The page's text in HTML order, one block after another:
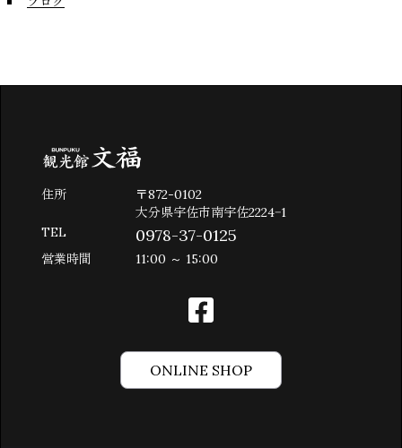
住所
〒872-0102
大分県宇佐市南宇佐2224−1
TEL
0978-37-0125
営業時間 11:00 ～ 15:00
ONLINE SHOP